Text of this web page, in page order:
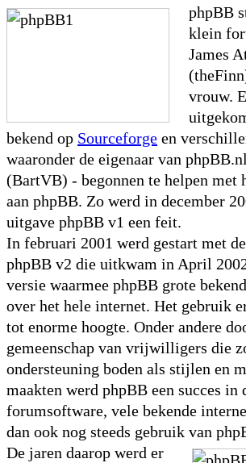
phpBB
klein
James
vrouw.
bekend op Sourceforge en
waaronder de eigenaar van
(BartVB) - begonnen te helpen met
aan phpBB. Zo werd in december
uitgave phpBB v1 een feit.
In februari 2001 werd gestart met
phpBB v2 die uitkwam in April
versie waarmee phpBB grote
over het hele internet. Het gebruik
tot enorme hoogte. Onder andere
gemeenschap van vrijwilligers die
ondersteuning boden als stijlen en
maakten werd phpBB een succes in
forumsoftware, vele bekende
dan ook nog steeds gebruik van
De jaren daarop werd er